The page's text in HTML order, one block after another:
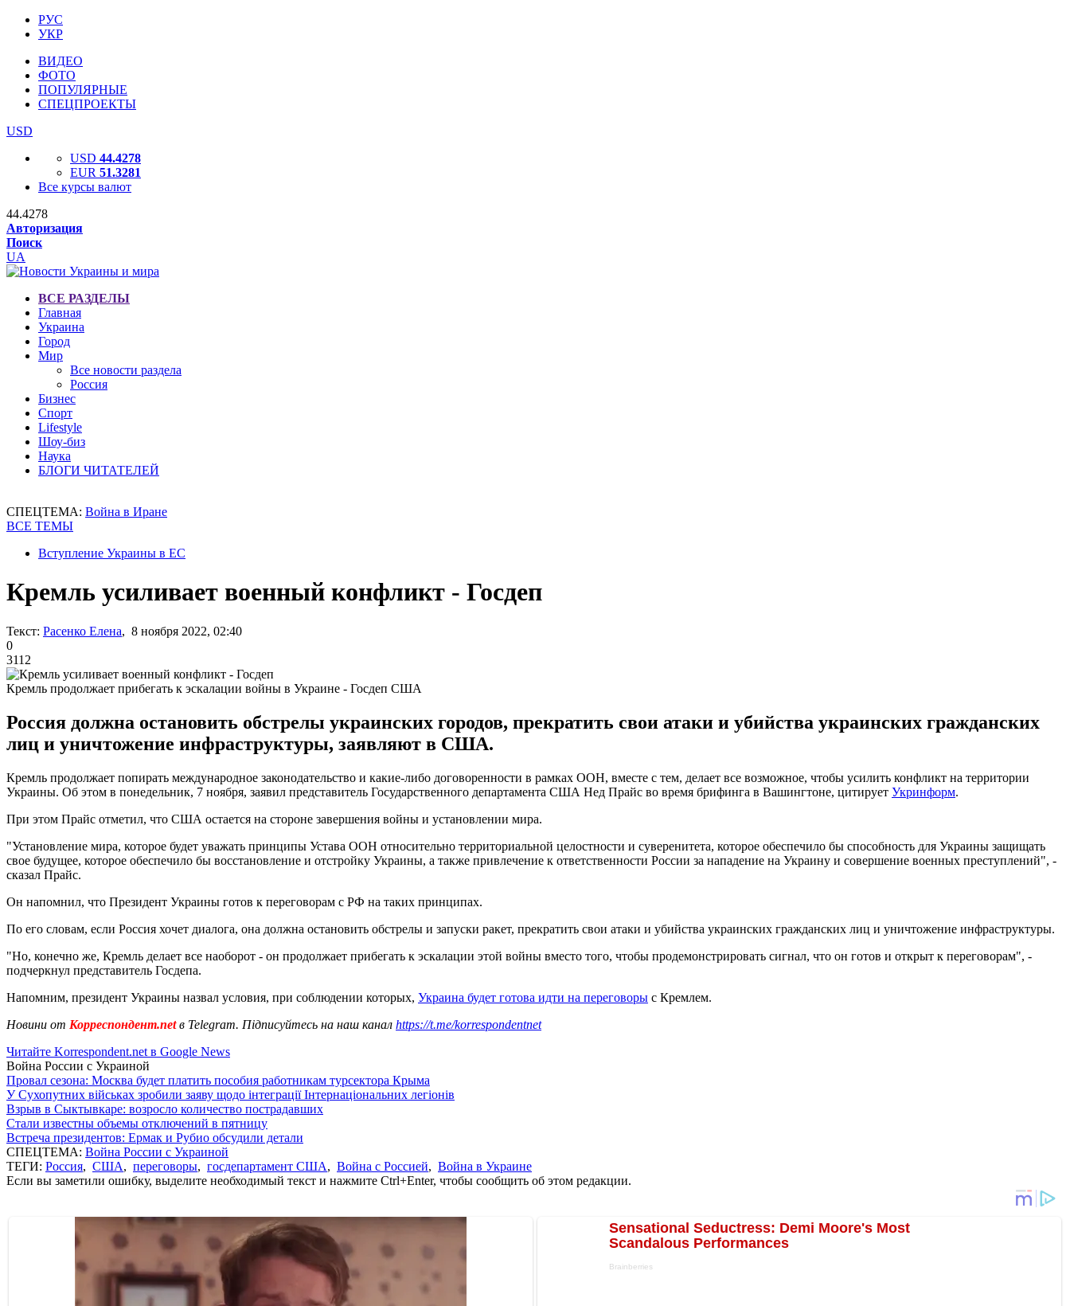
РУС
УКР
ВИДЕО
ФОТО
ПОПУЛЯРНЫЕ
СПЕЦПРОЕКТЫ
USD
USD 44.4278
EUR 51.3281
Все курсы валют
44.4278
Авторизация
Поиск
UA
ВСЕ РАЗДЕЛЫ
Главная
Украина
Город
Мир
Все новости раздела
Россия
Бизнес
Спорт
Lifestyle
Шоу-биз
Наука
БЛОГИ ЧИТАТЕЛЕЙ
СПЕЦТЕМА: Война в Иране
ВСЕ ТЕМЫ
Вступление Украины в ЕС
Кремль усиливает военный конфликт - Госдеп
Текст: Расенко Елена, 8 ноября 2022, 02:40
0
3112
Кремль продолжает прибегать к эскалации войны в Украине - Госдеп США
Россия должна остановить обстрелы украинских городов, прекратить свои атаки и убийства украинских гражданских
лиц и уничтожение инфраструктуры, заявляют в США.
Кремль продолжает попирать международное законодательство и какие-либо договоренности в рамках ООН, вместе с тем, делает все возможное, чтобы усилить конфликт на территории
Украины. Об этом в понедельник, 7 ноября, заявил представитель Государственного департамента США Нед Прайс во время брифинга в Вашингтоне, цитирует Укринформ.
При этом Прайс отметил, что США остается на стороне завершения войны и установлении мира.
"Установление мира, которое будет уважать принципы Устава ООН относительно территориальной целостности и суверенитета, которое обеспечило бы способность для Украины защищать
свое будущее, которое обеспечило бы восстановление и отстройку Украины, а также привлечение к ответственности России за нападение на Украину и совершение военных преступлений", -
сказал Прайс.
Он напомнил, что Президент Украины готов к переговорам с РФ на таких принципах.
По его словам, если Россия хочет диалога, она должна остановить обстрелы и запуски ракет, прекратить свои атаки и убийства украинских гражданских лиц и уничтожение инфраструктуры.
"Но, конечно же, Кремль делает все наоборот - он продолжает прибегать к эскалации этой войны вместо того, чтобы продемонстрировать сигнал, что он готов и открыт к переговорам", -
подчеркнул представитель Госдепа.
Напомним, президент Украины назвал условия, при соблюдении которых, Украина будет готова идти на переговоры с Кремлем.
Новини от Корреспондент.netв Telegram. Підписуйтесь на наш канал https://t.me/korrespondentnet
Читайте Korrespondent.net в Google News
Война России с Украиной
Провал сезона: Москва будет платить пособия работникам турсектора Крыма
У Сухопутних військах зробили заяву щодо інтеграції Інтернаціональних легіонів
Взрыв в Сыктывкаре: возросло количество пострадавших
Стали известны объемы отключений в пятницу
Встреча президентов: Ермак и Рубио обсудили детали
СПЕЦТЕМА: Война России с Украиной
ТЕГИ: Россия, США, переговоры, госдепартамент США, Война с Россией, Война в Украине
Если вы заметили ошибку, выделите необходимый текст и нажмите Ctrl+Enter, чтобы сообщить об этом редакции.